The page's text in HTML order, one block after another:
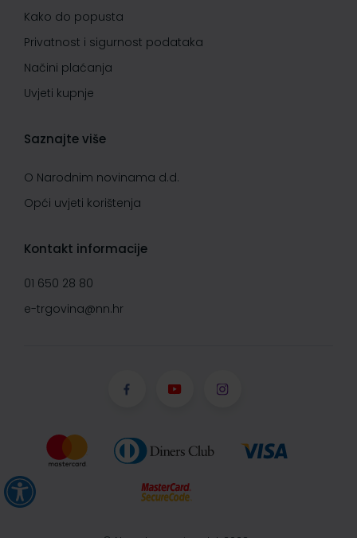
Kako do popusta
Privatnost i sigurnost podataka
Načini plaćanja
Uvjeti kupnje
Saznajte više
O Narodnim novinama d.d.
Opći uvjeti korištenja
Kontakt informacije
01 650 28 80
e-trgovina@nn.hr